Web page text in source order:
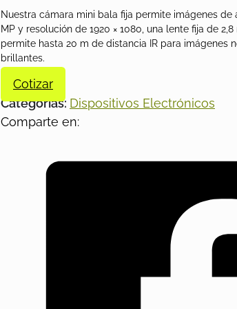
Nuestra cámara mini bala fija permite imágenes de
MP y resolución de 1920 × 1080, una lente fija de 2,8
permite hasta 20 m de distancia IR para imágenes
brillantes.
Cotizar
Categorías: Dispositivos Electrónicos
Comparte en: